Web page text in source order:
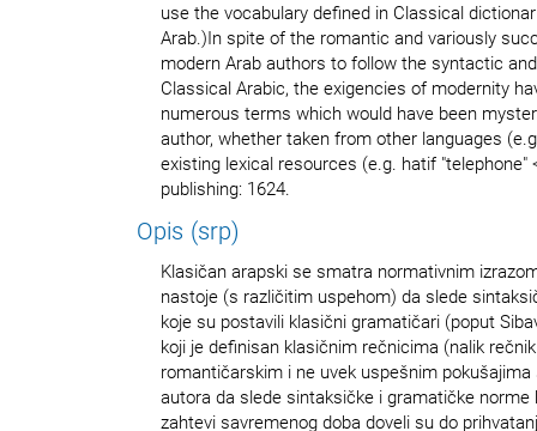
use the vocabulary defined in Classical
Arab.)In spite of the romantic and variously
modern Arab authors to follow the syntactic
Classical Arabic, the exigencies of modernity
numerous terms which would have been
author, whether taken from other languages
existing lexical resources (e.g. hatif "telephone"
publishing: 1624.
Opis (srp)
Klasičan arapski se smatra normativnim
nastoje (s različitim uspehom) da slede
koje su postavili klasični gramatičari (poput
koji je definisan klasičnim rečnicima (nalik
romantičarskim i ne uvek uspešnim
autora da slede sintaksičke i gramatičke norme
zahtevi savremenog doba doveli su do